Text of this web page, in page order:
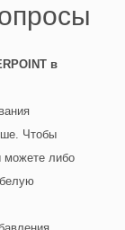
в
Чтобы
можете либо